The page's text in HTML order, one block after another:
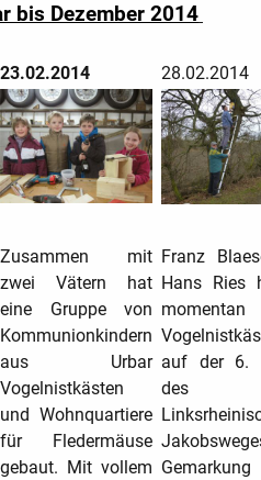
bis Dezember 2014
23.02.2014 28.02.2014
Zusammen mit
zwei Vätern hat
eine Gruppe von
Kommunionkindern
aus Urbar
Vogelnistkästen
und Wohnquartiere
für Fledermäuse
gebaut. Mit vollem
Franz
Hans Ries
momentan
auf der 6.
des
Gemarkung